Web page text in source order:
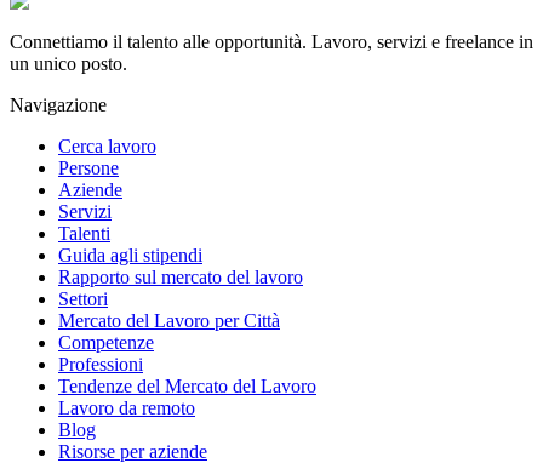
Connettiamo il talento alle opportunità. Lavoro, servizi e freelance in
un unico posto.
Navigazione
Cerca lavoro
Persone
Aziende
Servizi
Talenti
Guida agli stipendi
Rapporto sul mercato del lavoro
Settori
Mercato del Lavoro per Città
Competenze
Professioni
Tendenze del Mercato del Lavoro
Lavoro da remoto
Blog
Risorse per aziende